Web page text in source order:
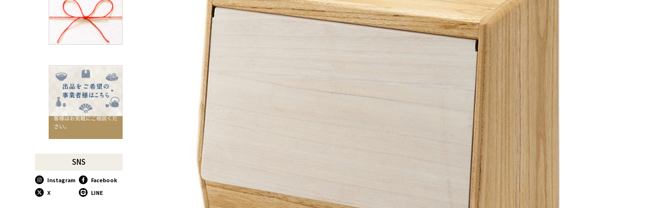
千切りピーラーで仕込んでみ
星座マグでくつろぎのひとと
コーヒーミルで格別な1杯を
味わう
行平鍋があればたいていのこ
とは大丈夫。
馬毛歯ブラシがオススメな理
お祝い事に欠かせない「ミニ
使い込んで育てる道具、卵焼
き鍋
SNS
Instagram
Facebook
X
LINE